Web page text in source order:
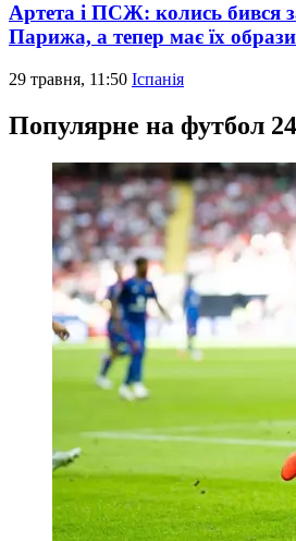
Артета і ПСЖ: колись бився
Парижа, а тепер має їх
29 травня, 11:50 Іспанія
Популярне на футбол 24